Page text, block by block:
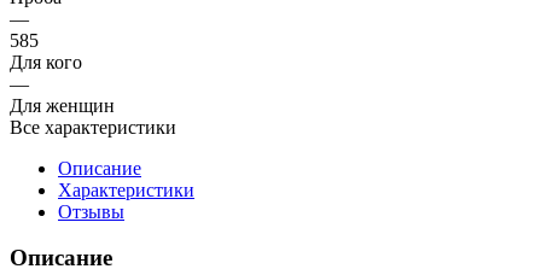
—
585
Для кого
—
Для женщин
Все характеристики
Описание
Характеристики
Отзывы
Описание